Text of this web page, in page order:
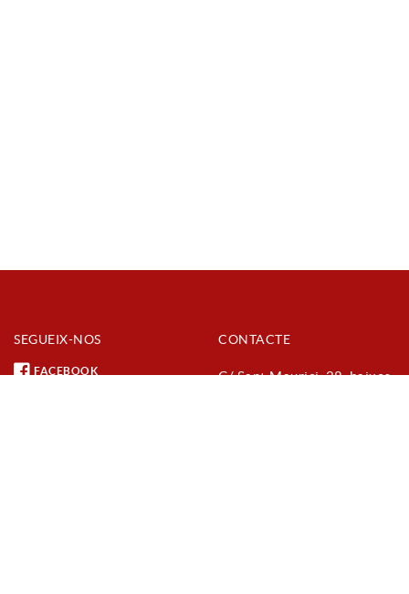
SEGUEIX-NOS
FACEBOOK
CONTACTE
C/ Sant Maurici, 28, baixos